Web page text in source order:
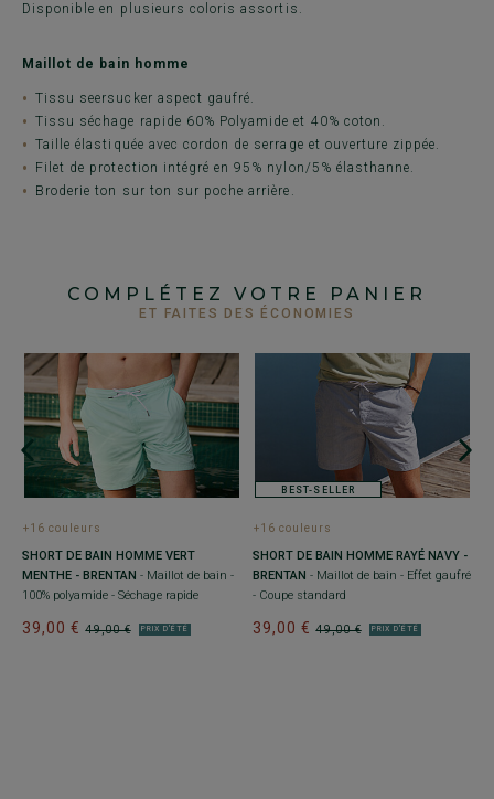
Disponible en plusieurs coloris assortis.
Maillot de bain homme
Tissu seersucker aspect gaufré.
Tissu séchage rapide 60% Polyamide et 40% coton.
Taille élastiquée avec cordon de serrage et ouverture zippée.
Filet de protection intégré en 95% nylon/5% élasthanne.
Broderie ton sur ton sur poche arrière.
COMPLÉTEZ VOTRE PANIER
ET FAITES DES ÉCONOMIES
+16 couleurs
SHORT DE BAIN HOMME VERT
MENTHE - BRENTAN - Maillot de bain -
100% polyamide - Séchage rapide
49,00 €
39,00 € PRIX D'ÉTÉ
BEST-SELLER
+16 couleurs
SHORT DE BAIN HOMME RAYÉ NAVY -
BRENTAN - Maillot de bain - Effet gaufré
- Coupe standard
49,00 €
39,00 € PRIX D'ÉTÉ